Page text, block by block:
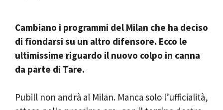
Cambiano i programmi del Milan che ha deciso
di fiondarsi su un altro difensore. Ecco le
ultimissime riguardo il nuovo colpo in canna
da parte di Tare.
Pubill non andrà al Milan. Manca solo l’ufficialità,